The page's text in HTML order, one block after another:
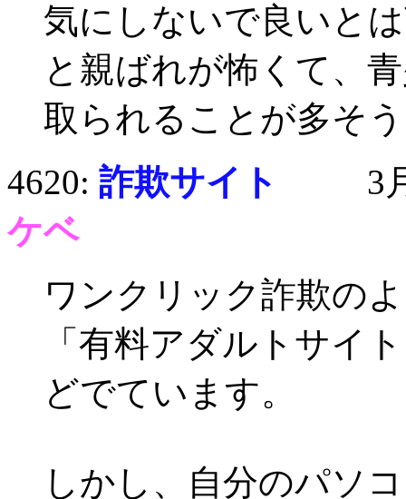
気にしないで良いと
と親ばれが怖くて、
取られることが多そ
4620: 詐欺サイト
3月
ケベ
ワンクリック詐欺の
「有料アダルトサイ
どでています。
しかし、自分のパソ